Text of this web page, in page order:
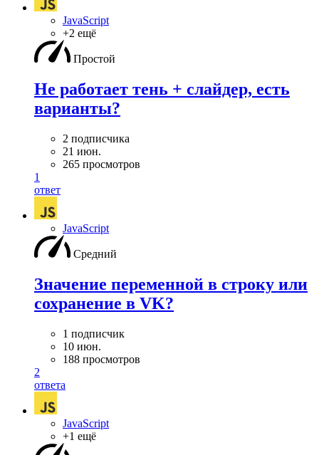
JavaScript
+2 ещё
Простой
Не работает тень + слайдер, есть
варианты?
2 подписчика
21 июн.
265 просмотров
1
ответ
JavaScript
Средний
Значение переменной в строку или
сохранение в VK?
1 подписчик
10 июн.
188 просмотров
2
ответа
JavaScript
+1 ещё